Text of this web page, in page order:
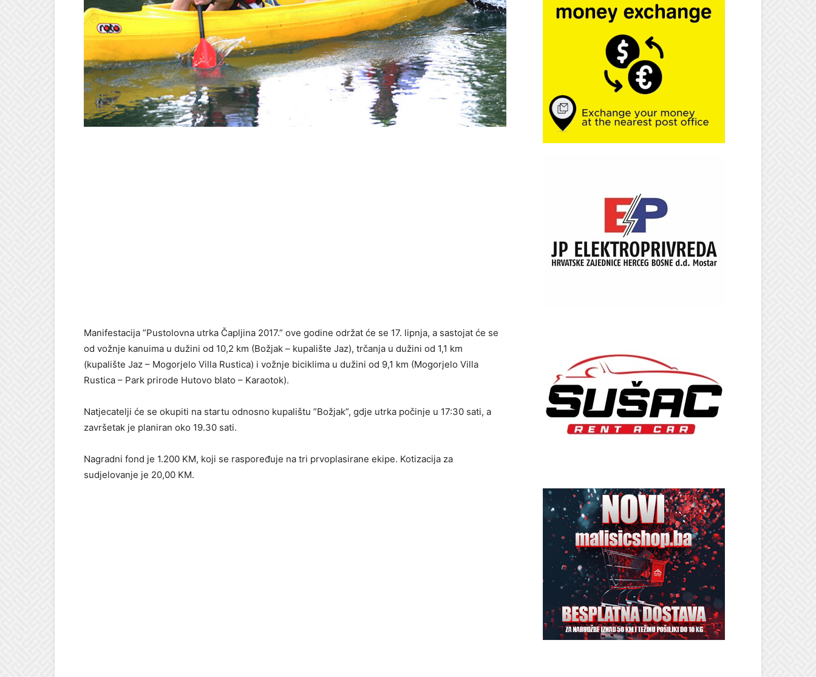
Manifestacija ”Pustolovna utrka Čapljina 2017.” ove godine održat će se 17. lipnja, a sastojat će se
od vožnje kanuima u dužini od 10,2 km (Božjak – kupalište Jaz), trčanja u dužini od 1,1 km
(kupalište Jaz – Mogorjelo Villa Rustica) i vožnje biciklima u dužini od 9,1 km (Mogorjelo Villa
Rustica – Park prirode Hutovo blato – Karaotok).
Natjecatelji će se okupiti na startu odnosno kupalištu ”Božjak”, gdje utrka počinje u 17:30 sati, a
završetak je planiran oko 19.30 sati.
Nagradni fond je 1.200 KM, koji se raspoređuje na tri prvoplasirane ekipe. Kotizacija za
sudjelovanje je 20,00 KM.